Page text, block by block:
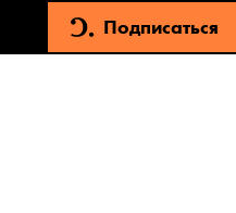
Подписаться